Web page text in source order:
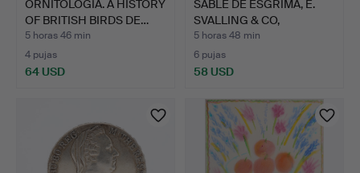
ORNITOLOGÍA. A HISTORY
OF BRITISH BIRDS DE…
5 horas 46 min
4 pujas
64 USD
SABLE DE ESGRIMA, E.
SVALLING & CO,
MÖLNTO…
5 horas 48 min
6 pujas
58 USD